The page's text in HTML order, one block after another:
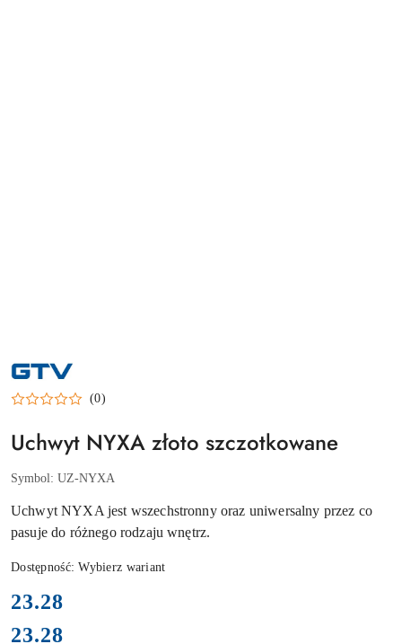
NAZWA
PRODUCENTA:
GTV
(0)
Uchwyt NYXA złoto szczotkowane
Symbol: UZ-NYXA
Uchwyt NYXA jest wszechstronny oraz uniwersalny przez co
pasuje do różnego rodzaju wnętrz.
Dostępność:Wybierz wariant
cena:
23.28
Cena:
23.28